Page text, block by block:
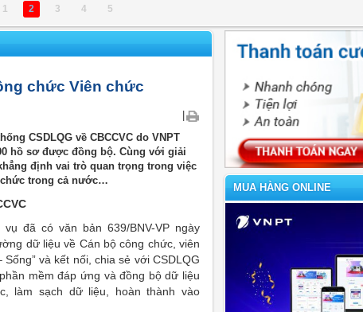
1 2 3 4 5
chức Viên chức
CSDLQG về CBCCVC do VNPT
hồ sơ được đồng bộ. Cùng với giải
định vai trò quan trọng trong việc
chức trong cả nước…
đã có văn bản 639/BNV-VP ngày
dữ liệu về Cán bộ công chức, viên
và kết nối, chia sẻ với CSDLQG
mềm đáp ứng và đồng bộ dữ liệu
làm sạch dữ liệu, hoàn thành vào
MUA HÀNG ONLINE